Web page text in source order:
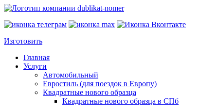
Изготовить
Главная
Услуги
Автомобильный
Евростиль (для поездок в Европу)
Квадратные нового образца
Квадратные нового образца в СПб